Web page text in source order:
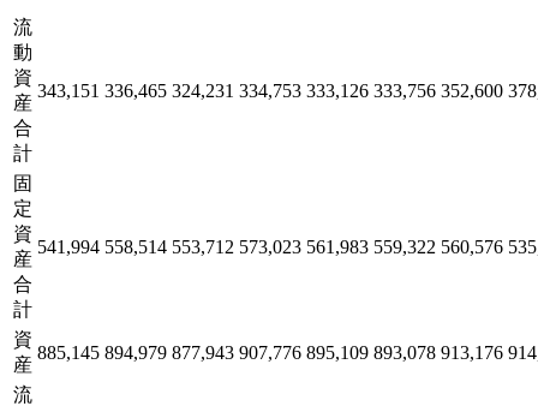
流
動
資
産
合
計
343,151 336,465 324,231 334,753 333,126 333,756 352,600
固
定
資
産
合
計
541,994 558,514 553,712 573,023 561,983 559,322 560,576
資
産
885,145 894,979 877,943 907,776 895,109 893,078 913,176
流